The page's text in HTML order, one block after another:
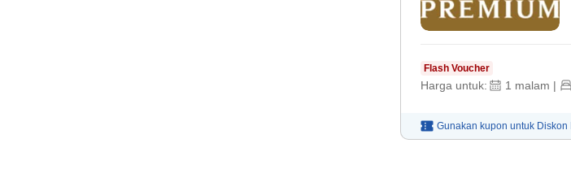
Flash Voucher
Harga untuk: 1 malam |
Gunakan kupon untuk Diskon